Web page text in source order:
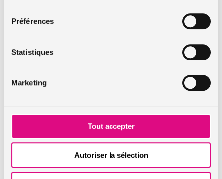
Préférences
Statistiques
Marketing
Tout accepter
Autoriser la sélection
permis d’occasion ?
Les voitures sans permis
Lire l'article